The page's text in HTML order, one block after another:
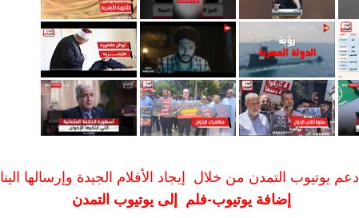
ادعم يوتيوب التمدن من خلال إيجاد الأفلام الجيدة وإرسالها الينا
إضافة يوتيوب-فلم إلى يوتيوب التمدن